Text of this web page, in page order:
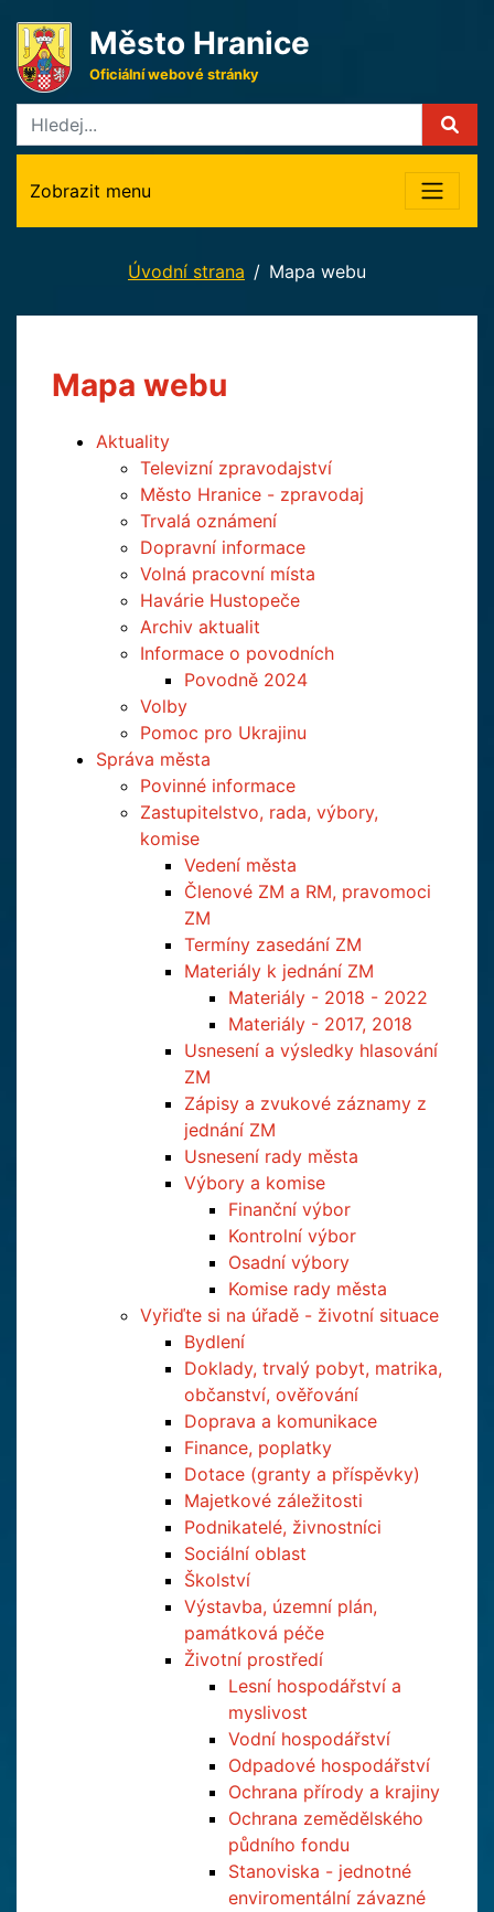
Město Hranice
Oficiální webové stránky
Zobrazit menu
Úvodní strana Mapa webu
Mapa webu
Aktuality
Televizní zpravodajství
Město Hranice - zpravodaj
Trvalá oznámení
Dopravní informace
Volná pracovní místa
Havárie Hustopeče
Archiv aktualit
Informace o povodních
Povodně 2024
Volby
Pomoc pro Ukrajinu
Správa města
Povinné informace
Zastupitelstvo, rada, výbory,
komise
Vedení města
Členové ZM a RM, pravomoci
ZM
Termíny zasedání ZM
Materiály k jednání ZM
Materiály - 2018 - 2022
Materiály - 2017, 2018
Usnesení a výsledky hlasování
ZM
Zápisy a zvukové záznamy z
jednání ZM
Usnesení rady města
Výbory a komise
Finanční výbor
Kontrolní výbor
Osadní výbory
Komise rady města
Vyřiďte si na úřadě - životní situace
Bydlení
Doklady, trvalý pobyt, matrika,
občanství, ověřování
Doprava a komunikace
Finance, poplatky
Dotace (granty a příspěvky)
Majetkové záležitosti
Podnikatelé, živnostníci
Sociální oblast
Školství
Výstavba, územní plán,
památková péče
Životní prostředí
Lesní hospodářství a
myslivost
Vodní hospodářství
Odpadové hospodářství
Ochrana přírody a krajiny
Ochrana zemědělského
půdního fondu
Stanoviska - jednotné
enviromentální závazné